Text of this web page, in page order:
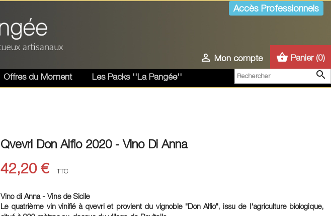
Accès Professionnels
 Mon compte shopping_basket Panier (0)

Offres du Moment Les Packs ''La Pangée''
Qvevri Don Alfio 2020 - Vino Di Anna
42,20 € TTC
Vino di Anna - Vins de Sicile
Le quatrième vin vinifié à qvevri et provient du vignoble "Don Alfio", issu de l'agriculture biologique,